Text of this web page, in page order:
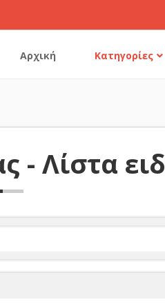
Αρχική Κατηγορίες
- Λίστα